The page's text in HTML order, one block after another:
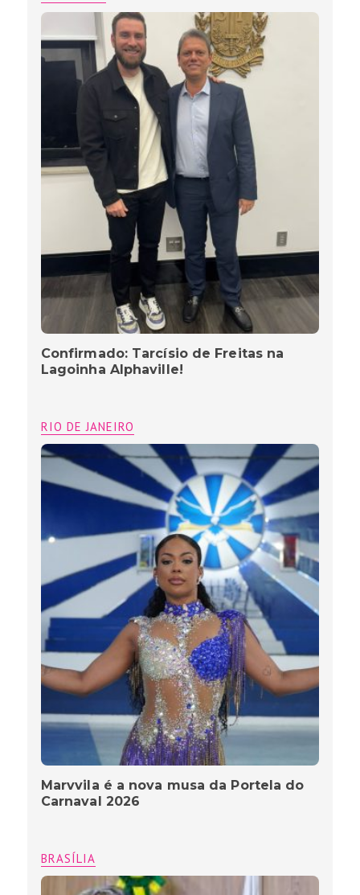
Confirmado: Tarcísio de Freitas na
Lagoinha Alphaville!
RIO DE JANEIRO
Marvvila é a nova musa da Portela do
Carnaval 2026
BRASÍLIA